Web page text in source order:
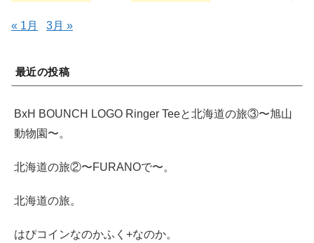
« 1月 3月 »
最近の投稿
BxH BOUNCH LOGO Ringer Teeと北海道の旅③〜旭山
動物園〜。
北海道の旅②〜FURANOで〜。
北海道の旅。
はぴコインなのかふく+なのか。